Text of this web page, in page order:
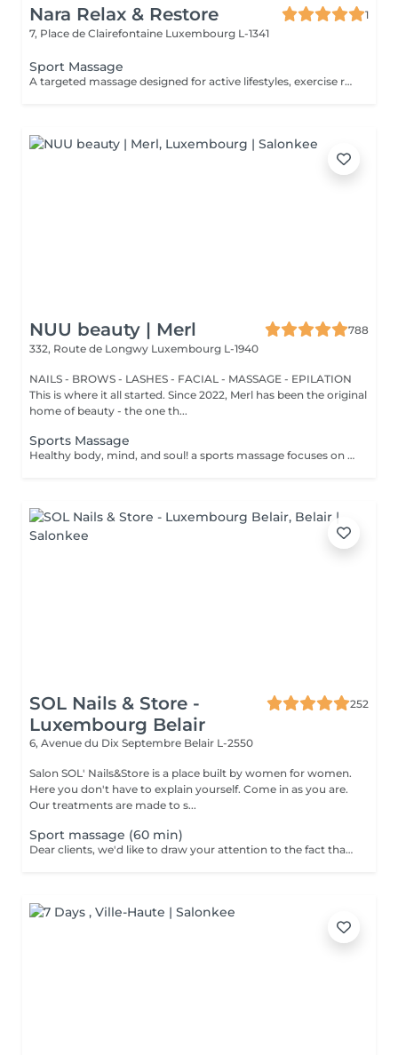
Nara Relax & Restore
1
7, Place de Clairefontaine Luxembourg L-1341
Sport Massage
A targeted massage designed for active lifestyles, exercise recovery, and muscle maintenance. Using deeper pressure techniques, this treatment helps release muscle tension, reduce stiffness, improve flexibility, and support faster recovery after physical activity.
NUU beauty | Merl
788
332, Route de Longwy Luxembourg L-1940
NAILS - BROWS - LASHES - FACIAL - MASSAGE - EPILATION
This is where it all started. Since 2022, Merl has been the original
home of beauty - the one th...
Sports Massage
Healthy body, mind, and soul! a sports massage focuses on enhancing circulation, increasing tissue elasticity and reducing muscle tension. Sports massage is also used to help relieve tight muscles. Muscle tightness can limit flexibility, increase pain and cause future injuries. Sports massage helps release muscle tightness. Benefits of getting a spots massage: - improves flexibility - reduces muscle pain - prevents injuries How is a sports massage done? - head and neck are massaged - shoulders and back are massaged - hands and arms are massaged - feet and legs are massaged - belly is massaged Age restrictions: there are no age restrictions for this procedure. Post procedure recommendations: do not do sport and any sharp movements 2-3 hours after the procedure. Frequency: 1-2 times per week, 10 times in total. Repeat once in 3-6 months.
SOL Nails & Store -
Luxembourg Belair
252
6, Avenue du Dix Septembre Belair L-2550
Salon SOL' Nails&Store is a place built by women for women.
Here you don't have to explain yourself. Come in as you are.
Our treatments are made to s...
Sport massage (60 min)
Dear clients, we'd like to draw your attention to the fact that the actual massage time is indicated in parentheses next to the name of the massage. The duration list on the website includes time for room and client preparation. We strive to provide you with the highest quality and comfort. Thank you for your understanding.